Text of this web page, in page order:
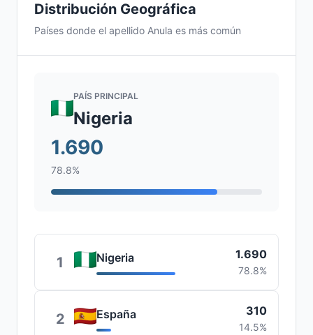
Distribución Geográfica
Países donde el apellido Anula es más común
PAÍS PRINCIPAL
Nigeria
1.690
78.8%
1 Nigeria 1.690
78.8%
2 España 310
14.5%